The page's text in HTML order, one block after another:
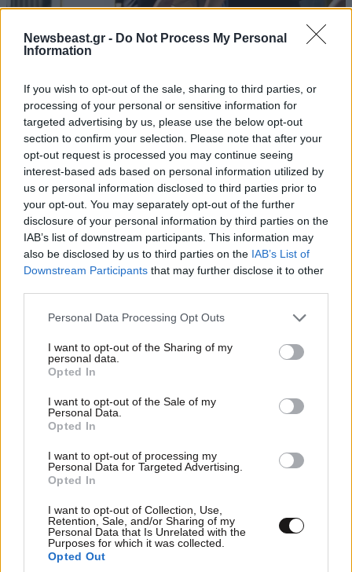
Newsbeast.gr - Do Not Process My Personal
Information
If you wish to opt-out of the sale, sharing to third parties, or
processing of your personal or sensitive information for
targeted advertising by us, please use the below opt-out
section to confirm your selection. Please note that after your
opt-out request is processed you may continue seeing
interest-based ads based on personal information utilized by
us or personal information disclosed to third parties prior to
your opt-out. You may separately opt-out of the further
disclosure of your personal information by third parties on the
IAB’s list of downstream participants. This information may
also be disclosed by us to third parties on the IAB’s List of
Downstream Participants that may further disclose it to other
Please note that this website/app uses one or more Google
not limited to your visit or usage behaviour. You may click to
grant or deny consent to Google and its third-party tags to
use your data for below specified purposes in below Google
consent section.
Personal Data Processing Opt Outs
I want to opt-out of the Sharing of my
personal data.
Opted In
I want to opt-out of the Sale of my
Personal Data.
Opted In
I want to opt-out of processing my
Personal Data for Targeted Advertising.
Opted In
I want to opt-out of Collection, Use,
Retention, Sale, and/or Sharing of my
Personal Data that Is Unrelated with the
Purposes for which it was collected.
Opted Out
ΚΟΣΜΟΣ59 λ. πριν
Ζευγάρι από τις ΗΠΑ που «υιοθέτησε» τον
Αφγανό κατηγορούμενο για τη δολοφονία της
Ελίζαμπεθ Ρος: «Είμαστε συντετριμμένοι – Δεν
έδειξε ποτέ ότι ήταν ικανός για κάτι τέτοιο»